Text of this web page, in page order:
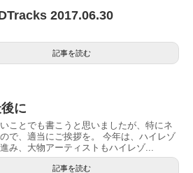
2017.06.30
記事を読む
に
ことでも書こうと思いましたが、特にネ
で、適当にご挨拶を。 今年は、ハイレゾ
み、大物アーティストもハイレゾ...
記事を読む